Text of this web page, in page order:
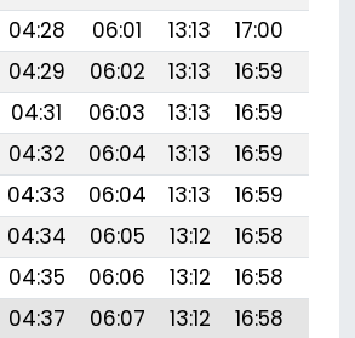
04:28 06:01 13:13 17:00
04:29 06:02 13:13 16:59
04:31 06:03 13:13 16:59
04:32 06:04 13:13 16:59
04:33 06:04 13:13 16:59
04:34 06:05 13:12 16:58
04:35 06:06 13:12 16:58
04:37 06:07 13:12 16:58